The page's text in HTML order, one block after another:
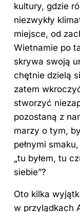
kultury, gdzie
niezwykły
miejsce, od
Wietnamie po
skrywa swoją
chętnie dzielą
zatem
stworzyć
pozostaną z
marzy o tym,
pełnymi
„tu byłem, tu
siebie”?
Oto kilka
w przylądkach